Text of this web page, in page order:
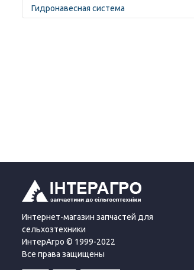
Гидронавесная система
Интернет-магазин запчастей для
сельхозтехники
ИнтерАгро © 1999-2022
Все права защищены